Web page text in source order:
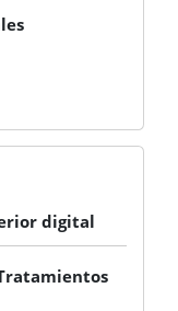
digital